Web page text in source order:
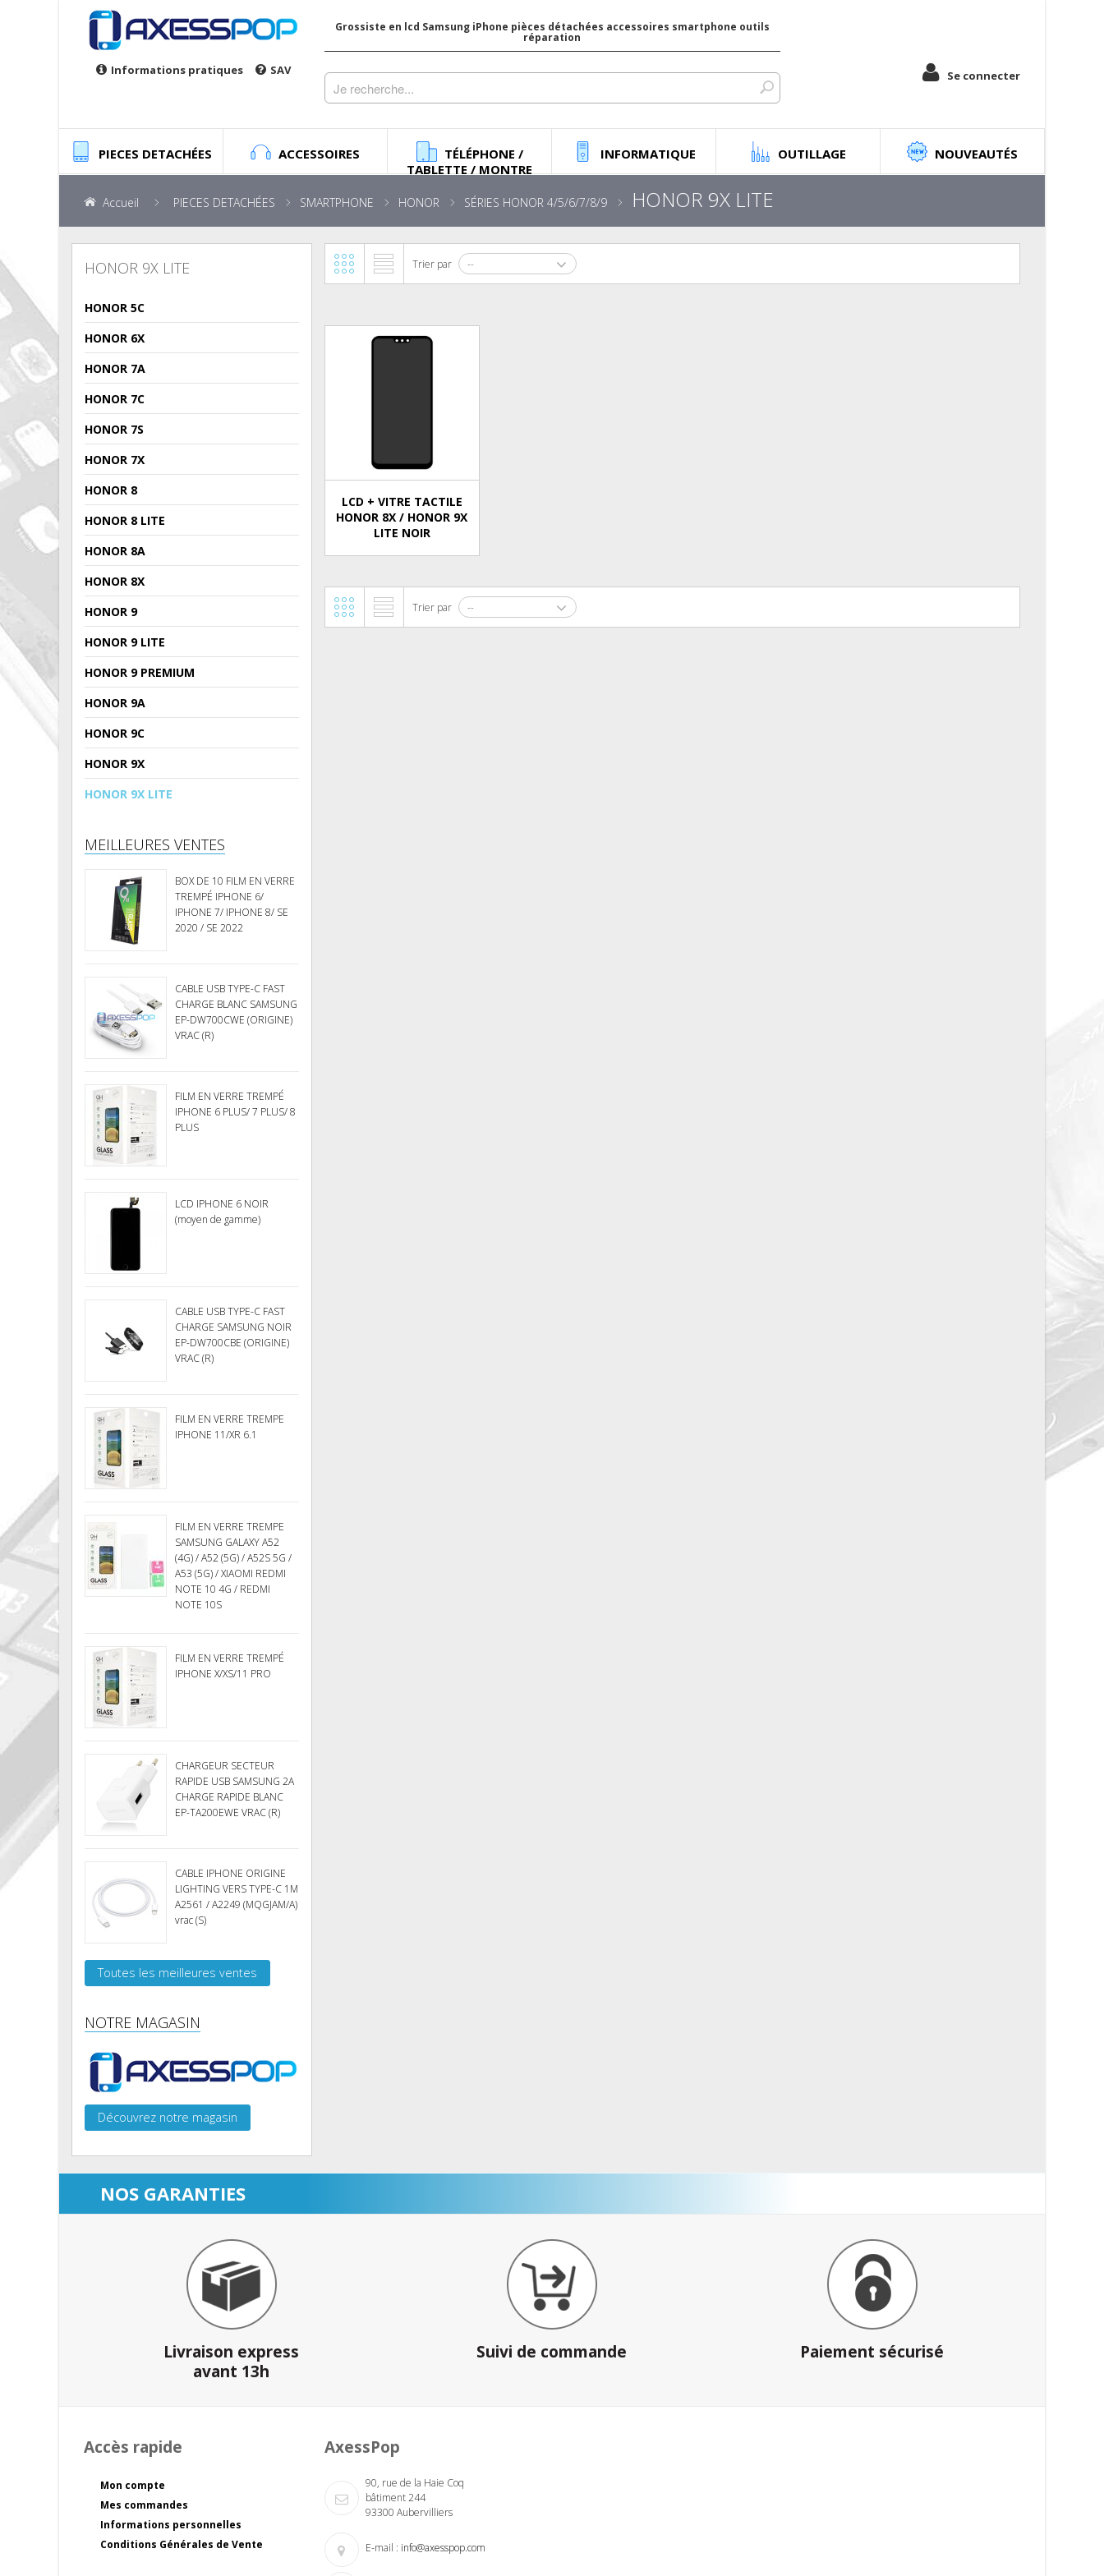
Informations pratiques SAV
Grossiste en lcd Samsung iPhone pièces détachées accessoires smartphone outils
réparation
Se connecter
PIECES DETACHÉES ACCESSOIRES
TÉLÉPHONE /
TABLETTE / MONTRE
INFORMATIQUE OUTILLAGE NOUVEAUTÉS
Accueil PIECES DETACHÉES SMARTPHONE HONOR SÉRIES HONOR 4/5/6/7/8/9 HONOR 9X LITE
HONOR 9X LITE
HONOR 5C
HONOR 6X
HONOR 7A
HONOR 7C
HONOR 7S
HONOR 7X
HONOR 8
HONOR 8 LITE
HONOR 8A
HONOR 8X
HONOR 9
HONOR 9 LITE
HONOR 9 PREMIUM
HONOR 9A
HONOR 9C
HONOR 9X
HONOR 9X LITE
MEILLEURES VENTES
BOX DE 10 FILM EN VERRE
TREMPÉ IPHONE 6/
IPHONE 7/ IPHONE 8/ SE
2020 / SE 2022
CABLE USB TYPE-C FAST
CHARGE BLANC SAMSUNG
EP-DW700CWE (ORIGINE)
VRAC (R)
FILM EN VERRE TREMPÉ
IPHONE 6 PLUS/ 7 PLUS/ 8
PLUS
LCD IPHONE 6 NOIR
(moyen de gamme)
CABLE USB TYPE-C FAST
CHARGE SAMSUNG NOIR
EP-DW700CBE (ORIGINE)
VRAC (R)
FILM EN VERRE TREMPE
IPHONE 11/XR 6.1
FILM EN VERRE TREMPE
SAMSUNG GALAXY A52
(4G) / A52 (5G) / A52S 5G /
A53 (5G) / XIAOMI REDMI
NOTE 10 4G / REDMI
NOTE 10S
FILM EN VERRE TREMPÉ
IPHONE X/XS/11 PRO
CHARGEUR SECTEUR
RAPIDE USB SAMSUNG 2A
CHARGE RAPIDE BLANC
EP-TA200EWE VRAC (R)
CABLE IPHONE ORIGINE
LIGHTING VERS TYPE-C 1M
A2561 / A2249 (MQGJAM/A)
vrac (S)
Toutes les meilleures ventes
NOTRE MAGASIN
Découvrez notre magasin
Trier par --
LCD + VITRE TACTILE
HONOR 8X / HONOR 9X
LITE NOIR
Trier par --
NOS GARANTIES
Livraison express
avant 13h
Suivi de commande Paiement sécurisé
Accès rapide
Mon compte
Mes commandes
Informations personnelles
Conditions Générales de Vente
AxessPop
90, rue de la Haie Coq
bâtiment 244
93300 Aubervilliers
E-mail : info@axesspop.com